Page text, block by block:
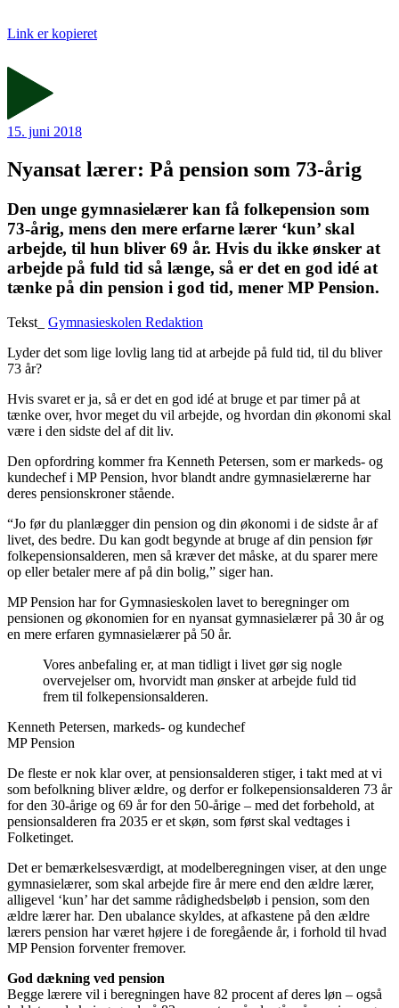
Link er kopieret
15. juni 2018
Nyansat lærer: På pension som 73-årig
Den unge gymnasielærer kan få folkepension som
73-årig, mens den mere erfarne lærer ‘kun’ skal
arbejde, til hun bliver 69 år. Hvis du ikke ønsker at
arbejde på fuld tid så længe, så er det en god idé at
tænke på din pension i god tid, mener MP Pension.
Tekst_ Gymnasieskolen Redaktion
Lyder det som lige lovlig lang tid at arbejde på fuld tid, til du bliver
73 år?
Hvis svaret er ja, så er det en god idé at bruge et par timer på at
tænke over, hvor meget du vil arbejde, og hvordan din øko­nomi skal
være i den sidste del af dit liv.
Den opfordring kommer fra Kenneth Petersen, som er markeds- og
kundechef i MP Pension, hvor blandt andre gymnasielærerne har
deres pensionskroner ­stående.
“Jo før du planlægger din pension og din økonomi i de sidste år af
livet, des bedre. Du kan godt begynde at bruge af din pension før
folkepensionsalderen, men så kræver det måske, at du sparer mere
op eller betaler mere af på din bolig,” ­siger han.
MP Pension har for Gymnasieskolen lavet to beregninger om
pensionen og økonomien for en nyansat gymnasielærer på 30 år og
en mere erfaren gymnasielærer på 50 år.
Vores anbefaling er, at man tidligt i livet gør sig nogle
overvejelser om, hvorvidt man ønsker at arbejde fuld tid
frem til folkepensionsalderen.
Kenneth Petersen, markeds- og kundechef
MP Pension
De fleste er nok klar over, at pensionsalderen stiger, i takt med at vi
som befolkning bliver ældre, og derfor er folkepensionsalderen 73 år
for den 30-årige og 69 år for den 50-årige – med det forbehold, at
pensionsalderen fra 2035 er et skøn, som først skal vedtages i
Folketinget.
Det er bemærkelsesværdigt, at modelberegningen viser, at den unge
gymnasielærer, som skal arbejde fire år mere end den ældre lærer,
alligevel ‘kun’ har det samme rådighedsbeløb i pension, som den
ældre lærer har. Den ubalance skyldes, at afkastene på den ældre
lærers pension har været højere i de foregående år, i forhold til hvad
MP Pension forventer fremover.
God dækning ved pension
Begge lærere vil i beregningen have 82 procent af deres løn – også